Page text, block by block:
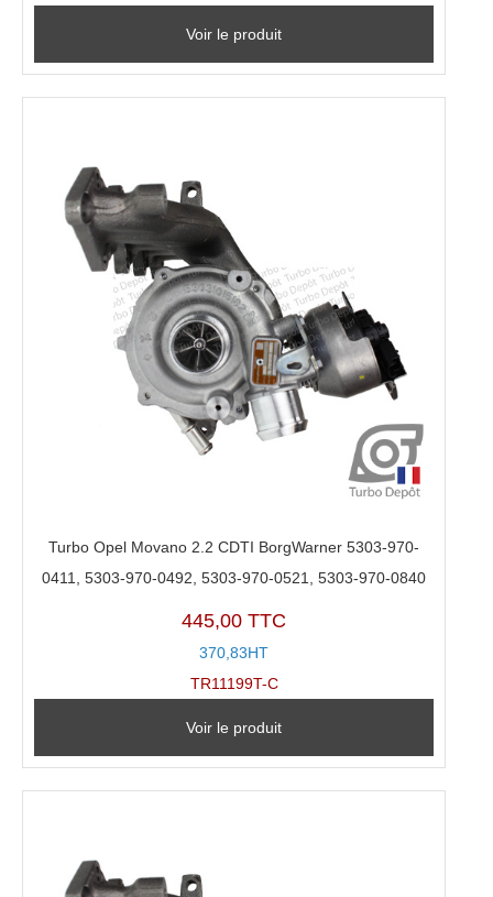
Voir le produit
Turbo Opel Movano 2.2 CDTI BorgWarner 5303-970-
0411, 5303-970-0492, 5303-970-0521, 5303-970-0840
445,00 TTC
370,83HT
TR11199T-C
Voir le produit